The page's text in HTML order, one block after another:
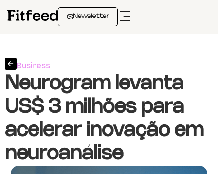
Newsletter
Business
Neurogram levanta
US$ 3 milhões para
acelerar inovação em
neuroanálise